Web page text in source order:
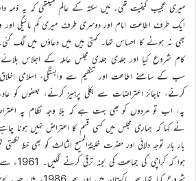
میری عجیب کیفیت تھی۔ مَیں سکتہ کے عالم میںتھی کہ یہ ذمہ
ایک طرف اطاعت امام اور دوسری طرف میری کم مائیگی اور
بھی نہ ہونے کا احساس تھا۔ کہتی ہیں میں دعاؤں میں لگ گئی۔
کام شروع کیا اور جلدی جلدی مجلس عاملہ کے اجلاس
سب کے سامنے اطاعت اور تنظیم سے وابستگی، اسلامی
کرنے، ناجائز اعتراضات سے بکلّی پرہیز کرنے، بعضوں کو
پہ، اب تو مردوں کو بھی بہت ہے کہ بلا وجہ نظام پہ
نے کہا کہ ہماری مجلس میں کسی قسم کا اعتراض نہیں ہونا
بار بار توجہ دلائی اور حضرت خلیفۃالمسیح الثالث کو بھی خط
ہوا کہ